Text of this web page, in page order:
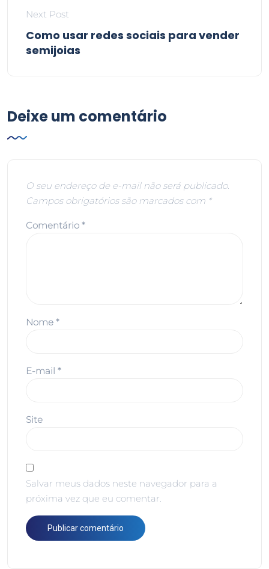
Next Post
Como usar redes sociais para vender
semijoias
Deixe um comentário
O seu endereço de e-mail não será publicado.
Campos obrigatórios são marcados com *
Comentário *
Nome *
E-mail *
Site
Salvar meus dados neste navegador para a
próxima vez que eu comentar.